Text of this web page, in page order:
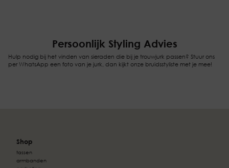
Persoonlijk Styling Advies
Hulp nodig bij het vinden van sieraden die bij je trouwjurk passen? Stuur ons
per WhatsApp een foto van je jurk, dan kijkt onze bruidsstyliste met je mee!
Shop
tassen
armbanden